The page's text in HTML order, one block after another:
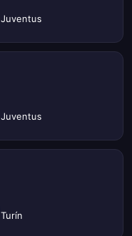
Juventus
Juventus
Turín